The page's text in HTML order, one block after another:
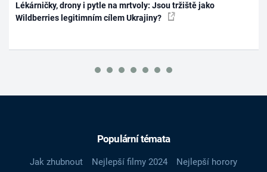
Lékárničky, drony i pytle na mrtvoly: Jsou tržiště jako
Wildberries legitimním cílem Ukrajiny?
Populární témata
Jak zhubnout Nejlepší filmy 2024
Nejlepší horory